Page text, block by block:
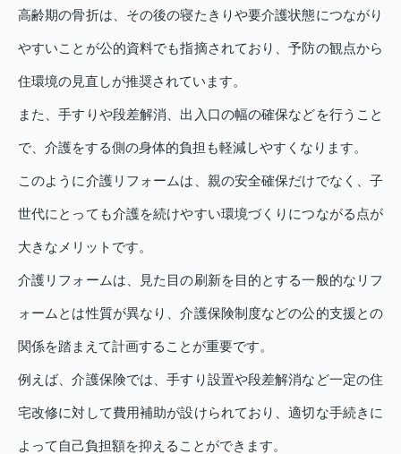
高齢期の骨折は、その後の寝たきりや要介護状態につながり
やすいことが公的資料でも指摘されており、予防の観点から
住環境の見直しが推奨されています。
また、手すりや段差解消、出入口の幅の確保などを行うこと
で、介護をする側の身体的負担も軽減しやすくなります。
このように介護リフォームは、親の安全確保だけでなく、子
世代にとっても介護を続けやすい環境づくりにつながる点が
大きなメリットです。
介護リフォームは、見た目の刷新を目的とする一般的なリフ
ォームとは性質が異なり、介護保険制度などの公的支援との
関係を踏まえて計画することが重要です。
例えば、介護保険では、手すり設置や段差解消など一定の住
宅改修に対して費用補助が設けられており、適切な手続きに
よって自己負担額を抑えることができます。